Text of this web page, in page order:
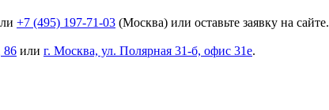
+7 (495) 197-71-03 (Москва) или оставьте заявку на сайте.
86 или г. Москва, ул. Полярная 31-б, офис 31е.